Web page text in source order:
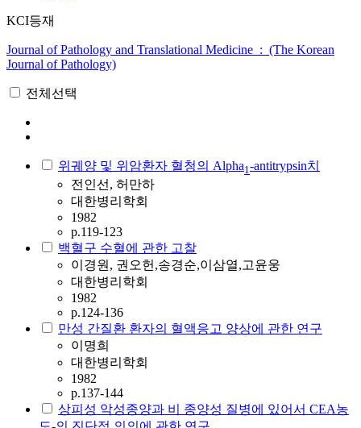
KCI등재
Journal of Pathology and Translational Medicine : (The Korean
Journal of Pathology)
전체선택
위궤양 및 위암환자 혈청의 Alpha1-antitrypsin치
전인선, 허만하
대한병리학회
1982
p.119-123
백혈구 수혈에 관한 고찰
이경원, 권오헌,송경순,이삼열,고윤웅
대한병리학회
1982
p.124-136
만성 간질환 환자의 혈액응고 양상에 관한 연구
이명희
대한병리학회
1982
p.137-144
상피성 악성종양과 비 종양성 질병에 있어서 CEA농